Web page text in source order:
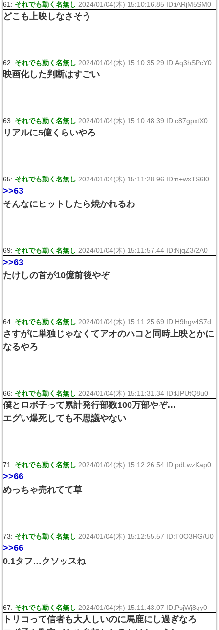
61: それでも動く名無し 2024/01/04(木) 15:10:16.85 ID:iARjM5SM0
どこも上映しなさそう
62: それでも動く名無し 2024/01/04(木) 15:10:35.29 ID:Aq3hSPcY0
映画化した判断はすごい
63: それでも動く名無し 2024/01/04(木) 15:10:48.39 ID:c87gpxtX0
リアルに5億くらいやろ
65: それでも動く名無し 2024/01/04(木) 15:11:28.96 ID:n+wxTS6l0
>>63
そんなにヒットしたら焼かれるわ
69: それでも動く名無し 2024/01/04(木) 15:11:57.44 ID:NjqZ3/2A0
>>63
たけしの首が10億前後やぞ
64: それでも動く名無し 2024/01/04(木) 15:11:25.69 ID:H9hgv4S7d
さすがに単独じゃなくてアオのハコと同時上映とかに
なるやろ
66: それでも動く名無し 2024/01/04(木) 15:11:31.34 ID:lJPUtQ8u0
僕とロボ子って累計発行部数100万部やぞ…
エグい爆死しても不思議やない
71: それでも動く名無し 2024/01/04(木) 15:12:26.54 ID:pdLwzKap0
>>66
めっちゃ売れてて草
73: それでも動く名無し 2024/01/04(木) 15:12:55.57 ID:T0O3RG/U0
>>66
0.1タフ…クソッスね
67: それでも動く名無し 2024/01/04(木) 15:11:43.07 ID:PsjWj8qy0
トリコって信者も大人しいのに馬鹿にし過ぎなろ